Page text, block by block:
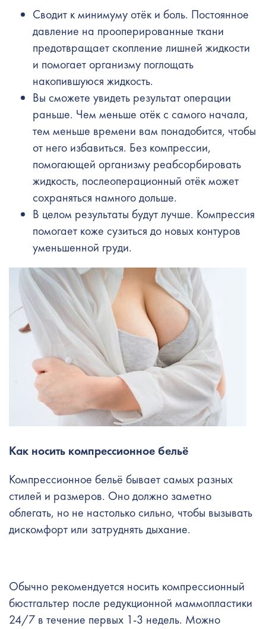
Сводит к минимуму отёк и боль. Постоянное
давление на прооперированные ткани
предотвращает скопление лишней жидкости
и помогает организму поглощать
накопившуюся жидкость.
Вы сможете увидеть результат операции
раньше. Чем меньше отёк с самого начала,
тем меньше времени вам понадобится, чтобы
от него избавиться. Без компрессии,
помогающей организму реабсорбировать
жидкость, послеоперационный отёк может
сохраняться намного дольше.
В целом результаты будут лучше. Компрессия
помогает коже сузиться до новых контуров
уменьшенной груди.
Как носить компрессионное бельё
Компрессионное бельё бывает самых разных
стилей и размеров. Оно должно заметно
облегать, но не настолько сильно, чтобы вызывать
дискомфорт или затруднять дыхание.
Обычно рекомендуется носить компрессионный
бюстгальтер после редукционной маммопластики
24/7 в течение первых 1-3 недель. Можно